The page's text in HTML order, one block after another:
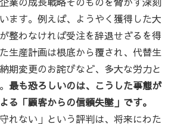
ます。例えば、ようやく獲得した大
整わなければ受注を辞退せざるを得
生産計画は根底から覆され、代替生
期変更のお詫びなど、多大な労力と
最も恐ろしいのは、こうした事態が
る「顧客からの信頼失墜」です。
れない」という評判は、将来にわた